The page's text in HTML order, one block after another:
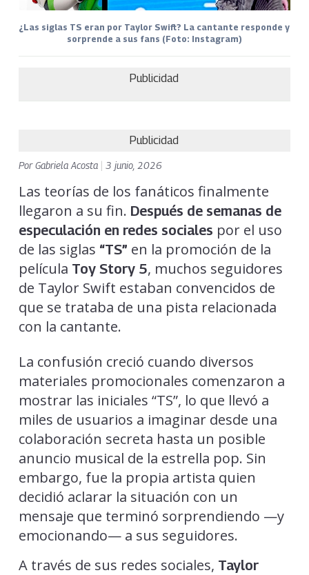
¿Las siglas TS eran por Taylor Swift? La cantante responde y
sorprende a sus fans (Foto: Instagram)
Publicidad
Publicidad
PorGabriela Acosta 3 junio, 2026
Las teorías de los fanáticos finalmente
llegaron a su fin. Después de semanas de
especulación en redes sociales por el uso
de las siglas “TS” en la promoción de la
película Toy Story 5, muchos seguidores
de Taylor Swift estaban convencidos de
que se trataba de una pista relacionada
con la cantante.
La confusión creció cuando diversos
materiales promocionales comenzaron a
mostrar las iniciales “TS”, lo que llevó a
miles de usuarios a imaginar desde una
colaboración secreta hasta un posible
anuncio musical de la estrella pop. Sin
embargo, fue la propia artista quien
decidió aclarar la situación con un
mensaje que terminó sorprendiendo —y
emocionando— a sus seguidores.
A través de sus redes sociales, Taylor